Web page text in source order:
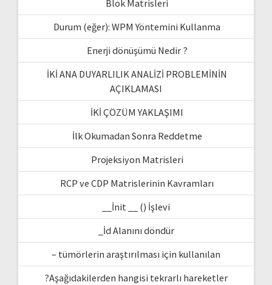
Blok Matrisleri
Durum (eğer): WPM Yöntemini Kullanma
Enerji dönüşümü Nedir ?
İKİ ANA DUYARLILIK ANALİZİ PROBLEMİNİN
AÇIKLAMASI
İKİ ÇÖZÜM YAKLAŞIMI
İlk Okumadan Sonra Reddetme
Projeksiyon Matrisleri
RCP ve CDP Matrislerinin Kavramları
__İnit __ () İşlevi
_İd Alanını döndür
– tümörlerin araştırılması için kullanılan
?Aşağıdakilerden hangisi tekrarlı hareketler